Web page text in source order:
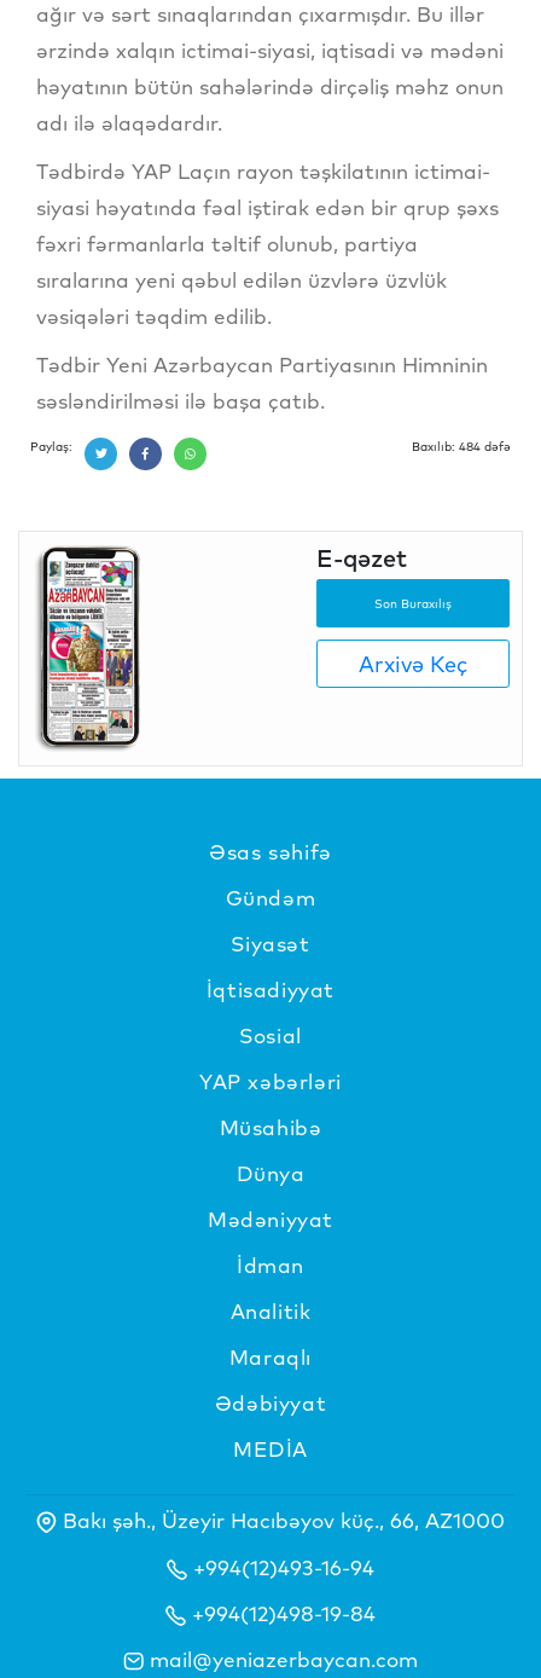
ağır və sərt sınaqlarından çıxarmışdır. Bu illər
ərzində xalqın ictimai-siyasi, iqtisadi və mədəni
həyatının bütün sahələrində dirçəliş məhz onun
adı ilə əlaqədardır.
Tədbirdə YAP Laçın rayon təşkilatının ictimai-
siyasi həyatında fəal iştirak edən bir qrup şəxs
fəxri fərmanlarla təltif olunub, partiya
sıralarına yeni qəbul edilən üzvlərə üzvlük
vəsiqələri təqdim edilib.
Tədbir Yeni Azərbaycan Partiyasının Himninin
səsləndirilməsi ilə başa çatıb.
Paylaş: Baxılıb: 484 dəfə
E-qəzet
Son Buraxılış
Arxivə Keç
Əsas səhifə
Gündəm
Siyasət
İqtisadiyyat
Sosial
YAP xəbərləri
Müsahibə
Dünya
Mədəniyyat
İdman
Analitik
Maraqlı
Ədəbiyyat
MEDİA
Bakı şəh., Üzeyir Hacıbəyov küç., 66, AZ1000
+994(12)493-16-94
+994(12)498-19-84
mail@yeniazerbaycan.com